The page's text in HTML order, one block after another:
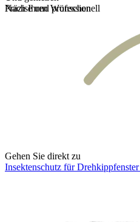
Präzise und professionell
Nach Ihren Wünschen
Gehen Sie direkt zu
Insektenschutz für Drehkippfenster